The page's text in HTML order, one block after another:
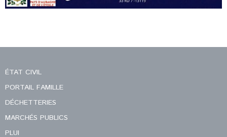
ÉTAT CIVIL
PORTAIL FAMILLE
DÉCHETTERIES
MARCHÉS PUBLICS
PLUI